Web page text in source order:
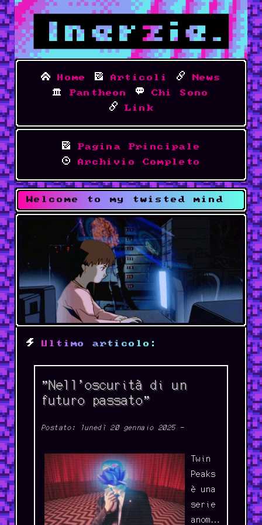
Home Articoli
News
Pantheon
Chi Sono
Link
Pagina Principale
Archivio Completo
Welcome to my twisted mind
Ultimo articolo:
"Nell'oscurità di un
futuro passato"
Postato: lunedì 20 gennaio 2025 -
Twin
Peaks
è una
serie
anomala: